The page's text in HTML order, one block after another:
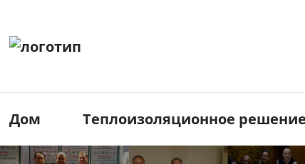
Дом Теплоизоляционное решение